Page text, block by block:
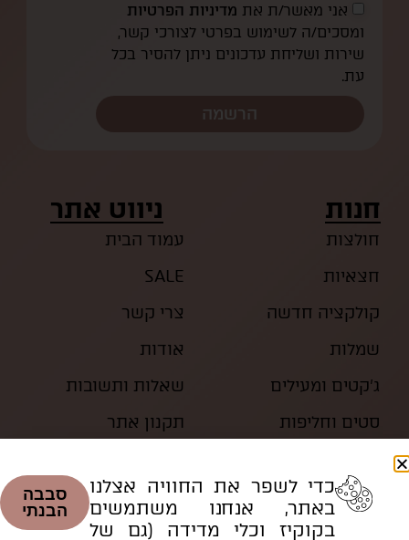
ניווט אתר
עמוד הבית
SALE
צרי קשר
אודות
שאלות ותשובות
תקנון אתר
חנות
חולצות
חצאיות
קולקציה חדשה
שמלות
ג’קטים ומעילים
סטים וחליפות
אני מאשר/ת את מדיניות הפרטיות
ומסכים/ה לשימוש בפרטי לצורכי קשר,
שירות ושליחת עדכונים ניתן להסיר בכל
עת.
הרשמה
כדי לשפר את החוויה אצלנו
באתר, אנחנו משתמשים
בקוקיז וכלי מדידה (גם של
סבבה
הבנתי